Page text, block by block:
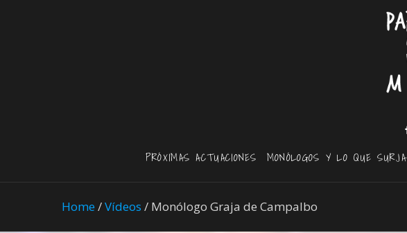
PRÓXIMAS ACTUACIONES MONÓLOGOS Y LO QUE SURJA
Home/Vídeos / Monólogo Graja de Campalbo